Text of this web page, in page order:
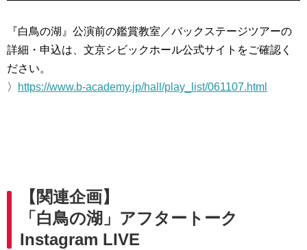
『白鳥の湖』公演前の鑑賞教室／バックステージツアーの
詳細・申込は、文京シビックホール公式サイトをご確認く
ださい。
〉
https://www.b-academy.jp/hall/play_list/061107.html
【関連企画】
「白鳥の湖」アフタートーク
Instagram LIVE